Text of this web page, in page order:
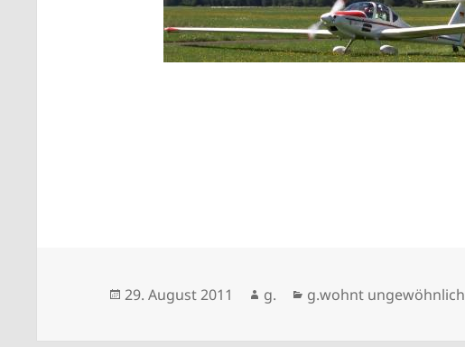
Veröffentlicht
29. August 2011 Autor
g. Kategorien
g.wohnt ungewöhnlich